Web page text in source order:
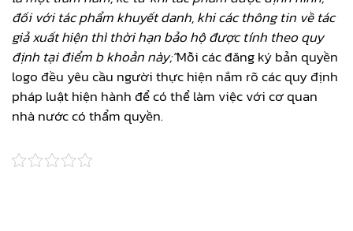
đối với tác phẩm khuyết danh, khi các thông tin về tác
giả xuất hiện thì thời hạn bảo hộ được tính theo quy
định tại điểm b khoản này;”Mỗi các đăng ký bản quyền
logo đều yêu cầu người thực hiện nắm rõ các quy định
pháp luật hiện hành để có thể làm việc với cơ quan
nhà nước có thẩm quyền.